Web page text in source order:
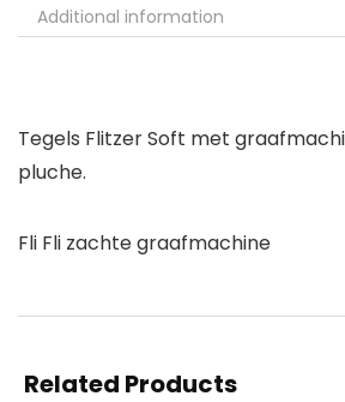
Additional information
Tegels Flitzer Soft met
pluche.
Fli Fli zachte graafmachine
Related Products